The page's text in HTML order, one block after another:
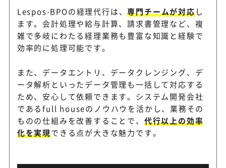
Lespos-BPOの経理代行は、専門チームが対応 し
ます。会計処理や給与計算、請求書管理など、複
雑で多岐にわたる経理業務も豊富な知識と経験で
効率的に処理可能です。
また、データエントリ、データクレンジング、デ
ータ解析といったデータ管理も一括して対応する
ため、安心して依頼できます。システム開発会社
であるfull houseのノウハウを活かし、業務その
ものの仕組みを改善することで、 代行以上の効率
化を実現できる点が大きな魅力です。